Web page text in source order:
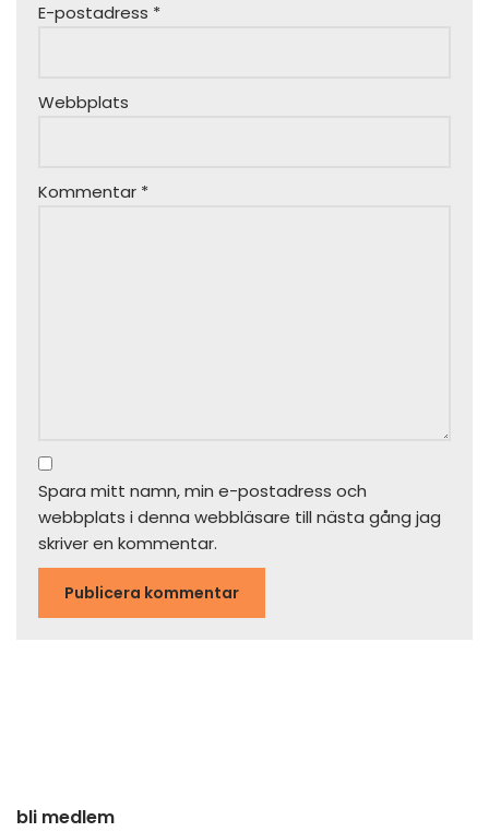
E-postadress *
Webbplats
Kommentar *
Spara mitt namn, min e-postadress och
webbplats i denna webbläsare till nästa gång jag
skriver en kommentar.
bli medlem